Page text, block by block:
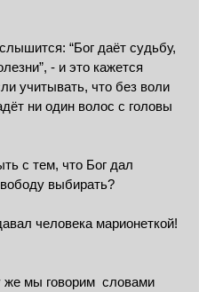
“Бог даёт судьбу,
- и это кажется
учитывать, что без воли
ни один волос с головы
с тем, что Бог дал
выбирать?
человека марионеткой!
же мы говорим словами